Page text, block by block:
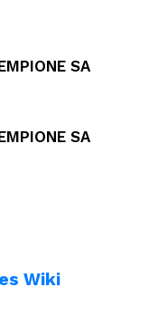
SA
SA
Wiki